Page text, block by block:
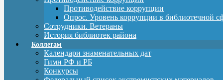
Противодействие коррупции
Опрос. Уровень коррупции в библиотечной
Сотрудники. Ветераны
История библиотек района
Коллегам
Календари знаменательных дат
Гимн РФ и РБ
Конкурсы